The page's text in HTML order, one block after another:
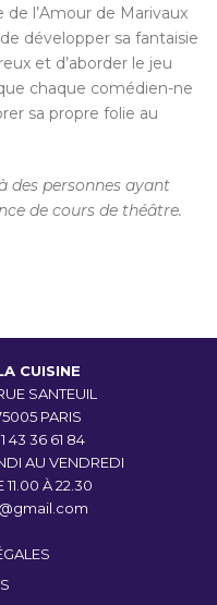
l’Amour de Marivaux
développer sa fantaisie
et d’aborder le jeu
chaque comédien-ne
sa propre folie au
des personnes ayant
de cours de théâtre.
CUISINE
SANTEUIL
PARIS
43 36 61 84
AU VENDREDI
11.00 À 22.30